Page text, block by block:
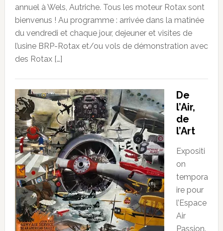
annuel à Wels, Autriche. Tous les moteur Rotax sont
bienvenus ! Au programme : arrivée dans la matinée
du vendredi et chaque jour, dejeuner et visites de
l’usine BRP-Rotax et/ou vols de démonstration avec
des Rotax […]
De
l’Air,
de
l’Art
Expositi
on
tempora
ire pour
l’Espace
Air
Passion.